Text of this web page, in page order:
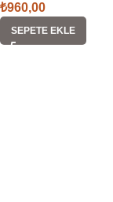
₺960,00
SEPETE EKLE